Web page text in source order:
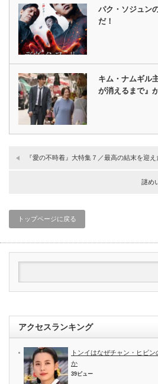
パク・ソジュン
だ！
キム・ナムギル
が消えるまで』
『愛の不時着』大特集７／最高の結末を迎え
謎め
トップページに戻る
アクセスランキング
トンイはなぜチャン・ヒビ
か
39ビュー